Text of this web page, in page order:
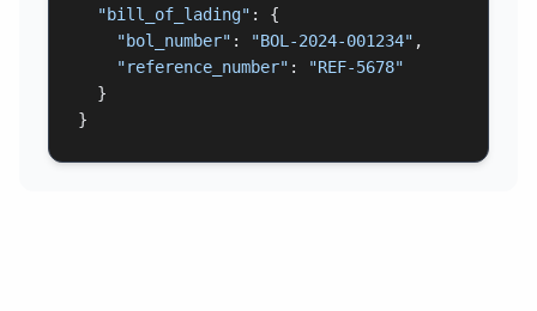
"bill_of_lading" : {
"bol_number" : "BOL-2024-001234" ,
"reference_number" :
"REF-5678"
  }
}